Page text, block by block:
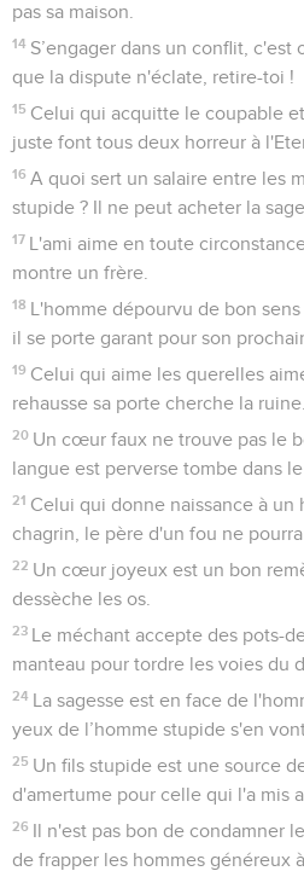
pas sa maison.
14 S’engager dans un conflit, c'est
que la dispute n'éclate, retire-toi !
15 Celui qui acquitte le coupable
juste font tous deux horreur à
16 A quoi sert un salaire entre les
stupide ? Il ne peut acheter la
17 L'ami aime en toute
montre un frère.
18 L'homme dépourvu de bon
il se porte garant pour son
19 Celui qui aime les querelles
rehausse sa porte cherche la ruine.
20 Un cœur faux ne trouve pas le
langue est perverse tombe dans le
21 Celui qui donne naissance à un
chagrin, le père d'un fou ne pourra
22 Un cœur joyeux est un bon
dessèche les os.
23 Le méchant accepte des pots-
manteau pour tordre les voies du
24 La sagesse est en face de
yeux de l’homme stupide s'en
25 Un fils stupide est une source
d'amertume pour celle qui l'a mis
26 Il n'est pas bon de condamner
de frapper les hommes généreux